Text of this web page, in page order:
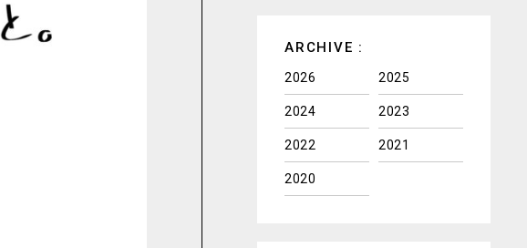
ARCHIVE :
2026 2025
2024 2023
2022 2021
2020